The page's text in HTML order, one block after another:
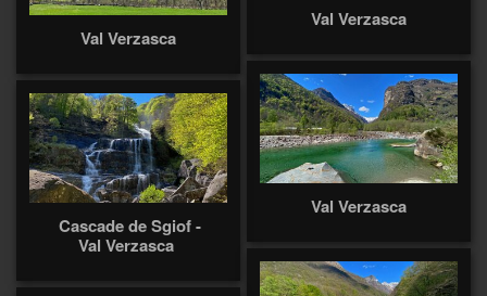
Val Verzasca
Val Verzasca
Val Verzasca
Cascade de Sgiof -
Val Verzasca